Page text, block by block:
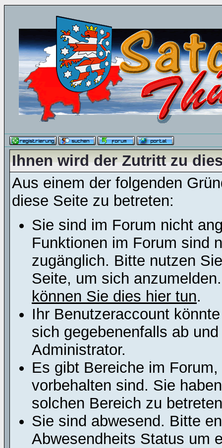
Ihnen wird der Zutritt zu
Aus einem der folgenden
diese Seite zu betreten:
Sie sind im Forum nicht
Funktionen im Forum sind
zugänglich. Bitte nutzen
Seite, um sich
können Sie dies hier tun.
Ihr Benutzeraccount
sich gegebenenfalls ab
Administrator.
Es gibt Bereiche im
vorbehalten sind. Sie
solchen Bereich zu
Sie sind abwesend. Bitte
Abwesendheits Status um